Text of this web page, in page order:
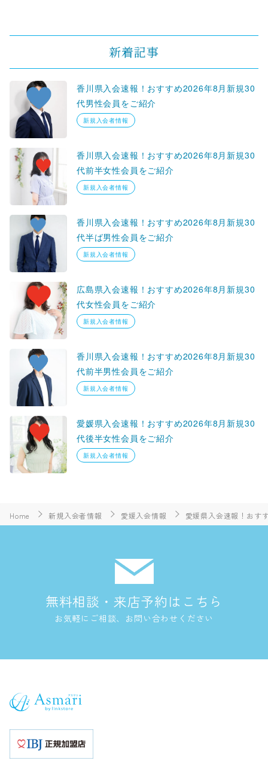
新着記事
香川県入会速報！おすすめ2026年8月新規30
代男性会員をご紹介
新規入会者情報
香川県入会速報！おすすめ2026年8月新規30
代前半女性会員をご紹介
新規入会者情報
香川県入会速報！おすすめ2026年8月新規30
代半ば男性会員をご紹介
新規入会者情報
広島県入会速報！おすすめ2026年8月新規30
代女性会員をご紹介
新規入会者情報
香川県入会速報！おすすめ2026年8月新規30
代前半男性会員をご紹介
新規入会者情報
愛媛県入会速報！おすすめ2026年8月新規30
代後半女性会員をご紹介
新規入会者情報
Home 新規入会者情報 愛媛入会情報 愛媛県入会速報！おす
無料相談・来店予約はこちら
お気軽にご相談、お問い合わせください